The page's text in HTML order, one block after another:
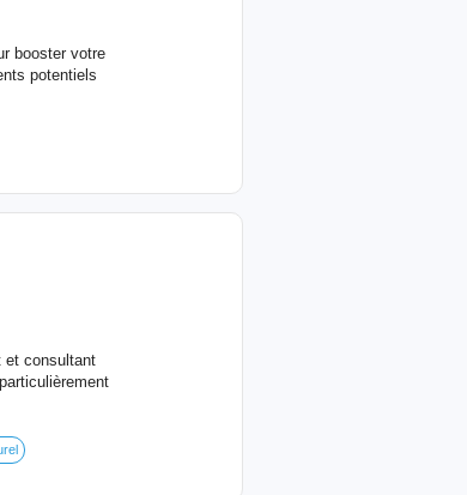
booster votre
potentiels
et consultant